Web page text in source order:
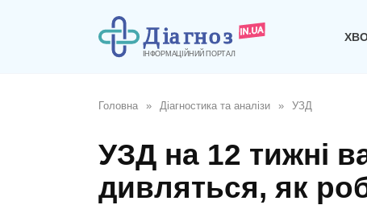
Головна » Діагностика та аналізи » УЗД
УЗД на 12 тижні
дивляться, як